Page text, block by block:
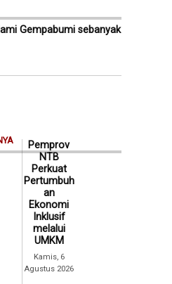
Gempabumi sebanyak
Pemprov
NTB
Perkuat
Pertumbuh
an
Ekonomi
Inklusif
melalui
UMKM
Kamis, 6
Agustus 2026